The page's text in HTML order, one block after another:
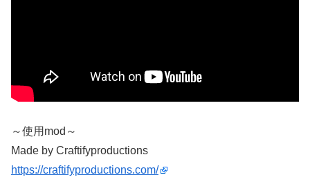
～使用mod～
Made by Craftifyproductions
https://craftifyproductions.com/